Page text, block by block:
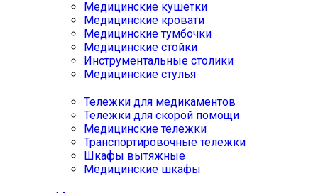
Медицинские кушетки
Медицинские кровати
Медицинские тумбочки
Медицинские стойки
Инструментальные столики
Медицинские стулья
Тележки для медикаментов
Тележки для скорой помощи
Медицинские тележки
Транспортировочные тележки
Шкафы вытяжные
Медицинские шкафы